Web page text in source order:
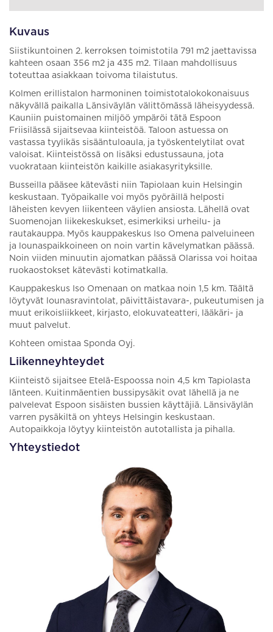
Kuvaus
Siistikuntoinen 2. kerroksen toimistotila 791 m2 jaettavissa
kahteen osaan 356 m2 ja 435 m2. Tilaan mahdollisuus
toteuttaa asiakkaan toivoma tilaistutus.
Kolmen erillistalon harmoninen toimistotalokokonaisuus
näkyvällä paikalla Länsiväylän välittömässä läheisyydessä.
Kauniin puistomainen miljöö ympäröi tätä Espoon
Friisilässä sijaitsevaa kiinteistöä. Taloon astuessa on
vastassa tyylikäs sisääntuloaula, ja työskentelytilat ovat
valoisat. Kiinteistössä on lisäksi edustussauna, jota
vuokrataan kiinteistön kaikille asiakasyrityksille.
Busseilla pääsee kätevästi niin Tapiolaan kuin Helsingin
keskustaan. Työpaikalle voi myös pyöräillä helposti
läheisten kevyen liikenteen väylien ansiosta. Lähellä ovat
Suomenojan liikekeskukset, esimerkiksi urheilu- ja
rautakauppa. Myös kauppakeskus Iso Omena palveluineen
ja lounaspaikkoineen on noin vartin kävelymatkan päässä.
Noin viiden minuutin ajomatkan päässä Olarissa voi hoitaa
ruokaostokset kätevästi kotimatkalla.
Kauppakeskus Iso Omenaan on matkaa noin 1,5 km. Täältä
löytyvät lounasravintolat, päivittäistavara-, pukeutumisen ja
muut erikoisliikkeet, kirjasto, elokuvateatteri, lääkäri- ja
muut palvelut.
Kohteen omistaa Sponda Oyj.
Liikenneyhteydet
Kiinteistö sijaitsee Etelä-Espoossa noin 4,5 km Tapiolasta
länteen. Kuitinmäentien bussipysäkit ovat lähellä ja ne
palvelevat Espoon sisäisten bussien käyttäjiä. Länsiväylän
varren pysäkiltä on yhteys Helsingin keskustaan.
Autopaikkoja löytyy kiinteistön autotallista ja pihalla.
Yhteystiedot